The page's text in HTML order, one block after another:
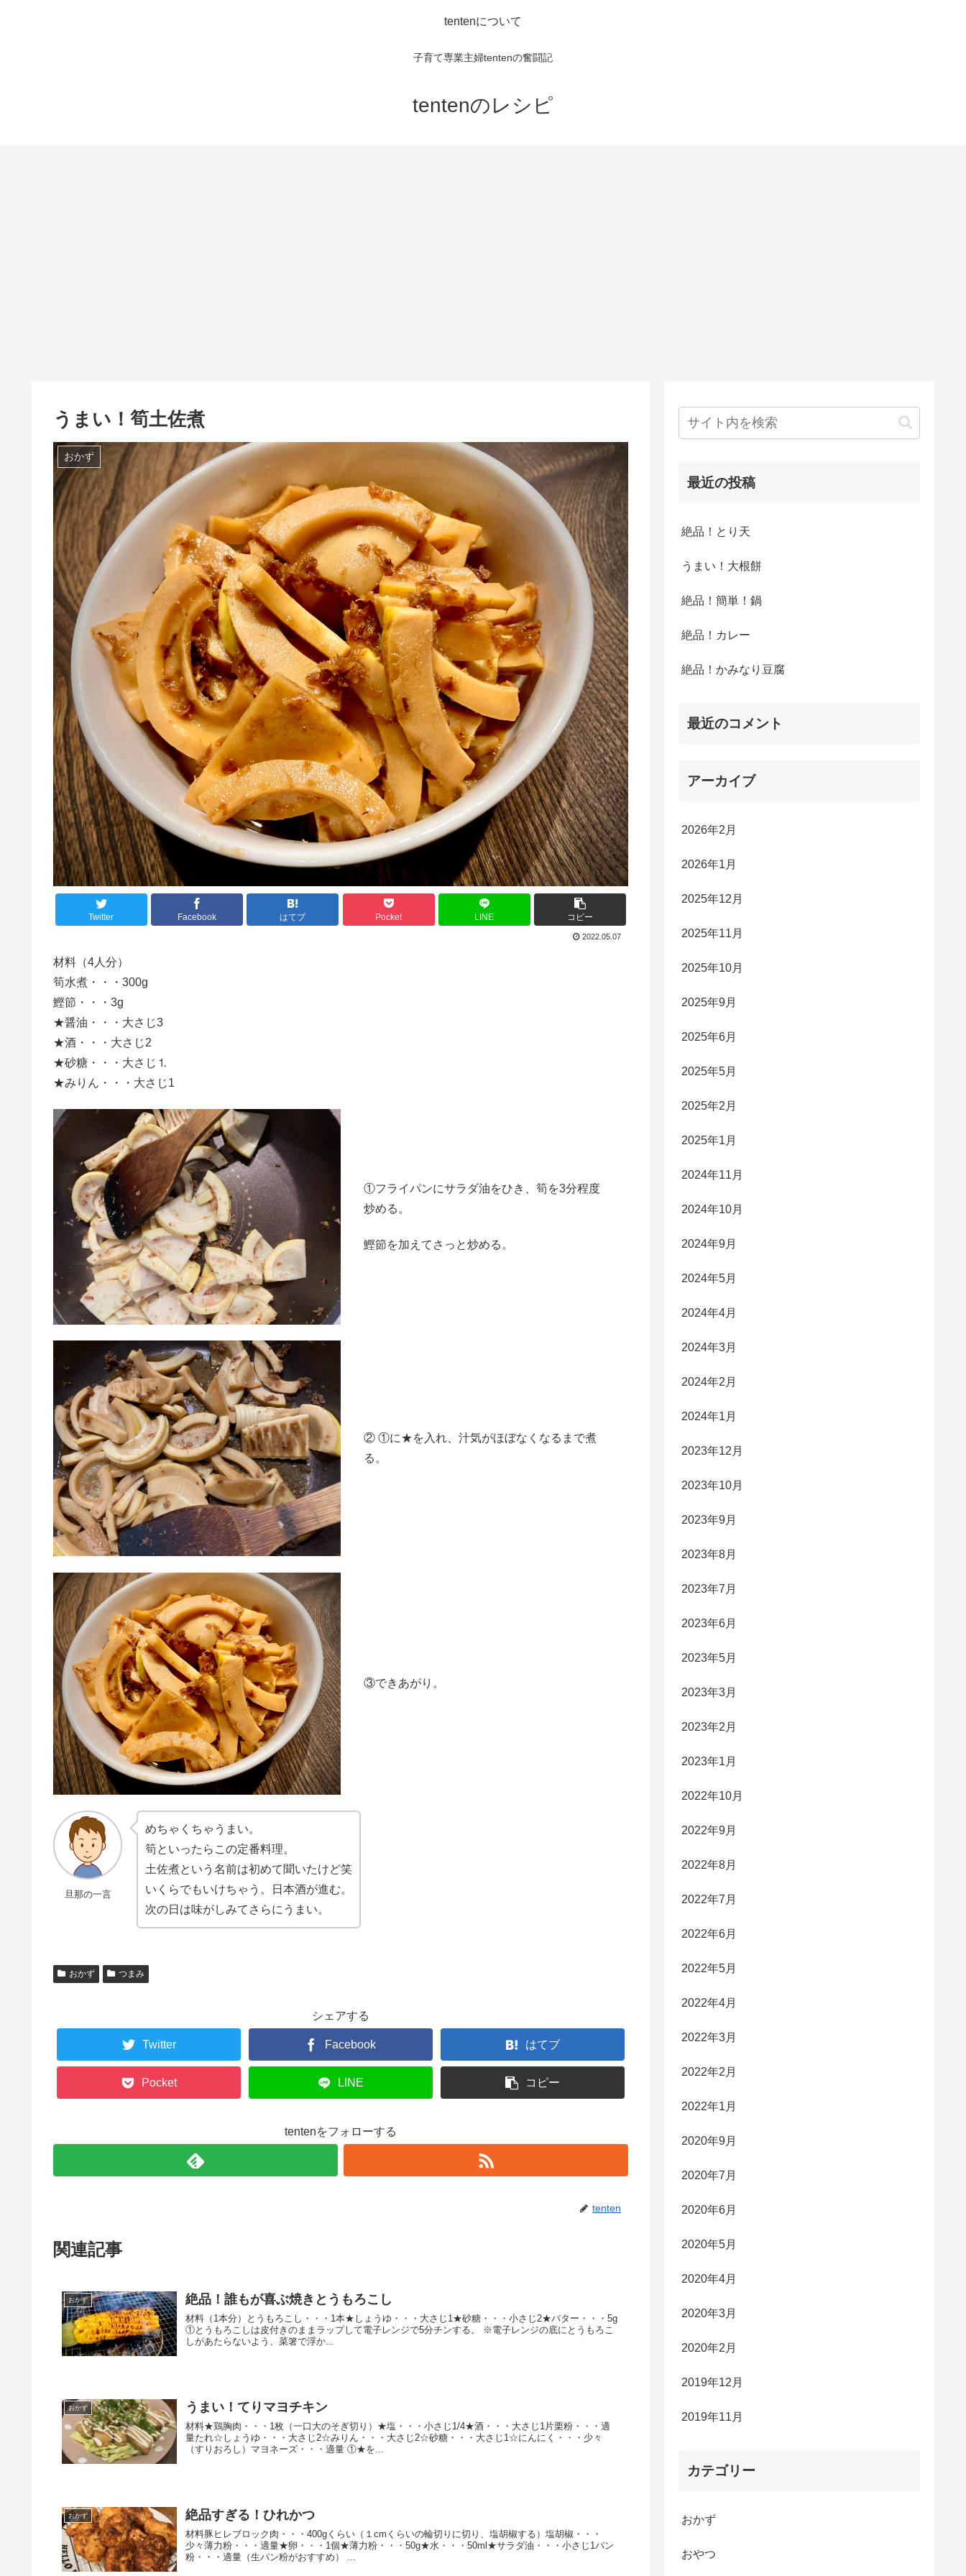
子育て専業主婦tentenの奮闘記
tentenのレシピ
tentenについて
うまい！筍土佐煮
おかず
Twitter Facebook はてブ Pocket LINE コピー
2022.05.07
材料（4人分）
筍水煮・・・300g
鰹節・・・3g
★醤油・・・大さじ3
★酒・・・大さじ2
★砂糖・・・大さじ⒈
★みりん・・・大さじ1
①フライパンにサラダ油をひき、筍を3分程度
炒める。
鰹節を加えてさっと炒める。
② ①に★を入れ、汁気がほぼなくなるまで煮
る。
③できあがり。
旦那の一言
めちゃくちゃうまい。
筍といったらこの定番料理。
土佐煮という名前は初めて聞いたけど笑
いくらでもいけちゃう。日本酒が進む。
次の日は味がしみてさらにうまい。
おかず つまみ
シェアする
Twitter Facebook はてブ
Pocket LINE コピー
tentenをフォローする
tenten
関連記事
おかず 絶品！誰もが喜ぶ焼きとうもろこし
材料（1本分）とうもろこし・・・1本★しょうゆ・・・大さじ1★砂糖・・・小さじ2★バター・・・5g
①とうもろこしは皮付きのままラップして電子レンジで5分チンする。 ※電子レンジの底にとうもろこ
しがあたらないよう、菜箸で浮か...
おかず うまい！てりマヨチキン
材料★鶏胸肉・・・1枚（一口大のそぎ切り）★塩・・・小さじ1/4★酒・・・大さじ1片栗粉・・・適
量たれ☆しょうゆ・・・大さじ2☆みりん・・・大さじ2☆砂糖・・・大さじ1☆にんにく・・・少々
（すりおろし）マヨネーズ・・・適量 ①★を...
おかず 絶品すぎる！ひれかつ
材料豚ヒレブロック肉・・・400gくらい（１cmくらいの輪切りに切り、塩胡椒する）塩胡椒・・・
少々薄力粉・・・適量★卵・・・1個★薄力粉・・・50g★水・・・50ml★サラダ油・・・小さじ1パン
粉・・・適量（生パン粉がおすすめ） ...
最近の投稿
絶品！とり天
うまい！大根餅
絶品！簡単！鍋
絶品！カレー
絶品！かみなり豆腐
最近のコメント
アーカイブ
2026年2月
2026年1月
2025年12月
2025年11月
2025年10月
2025年9月
2025年6月
2025年5月
2025年2月
2025年1月
2024年11月
2024年10月
2024年9月
2024年5月
2024年4月
2024年3月
2024年2月
2024年1月
2023年12月
2023年10月
2023年9月
2023年8月
2023年7月
2023年6月
2023年5月
2023年3月
2023年2月
2023年1月
2022年10月
2022年9月
2022年8月
2022年7月
2022年6月
2022年5月
2022年4月
2022年3月
2022年2月
2022年1月
2020年9月
2020年7月
2020年6月
2020年5月
2020年4月
2020年3月
2020年2月
2019年12月
2019年11月
カテゴリー
おかず
おやつ